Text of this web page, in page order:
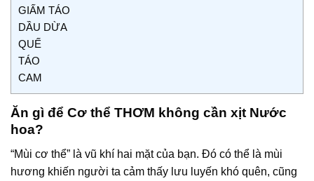
GIẤM TÁO
DẦU DỪA
QUẾ
TÁO
CAM
Ăn gì để Cơ thể THƠM không cần xịt Nước
hoa?
“Mùi cơ thể” là vũ khí hai mặt của bạn. Đó có thể là mùi
hương khiến người ta cảm thấy lưu luyến khó quên, cũng